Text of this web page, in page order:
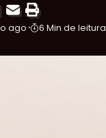
ago 6 Min de leitura